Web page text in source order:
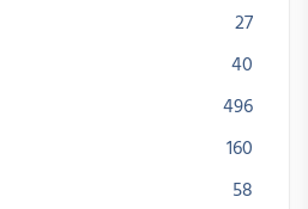
27
40
496
160
58